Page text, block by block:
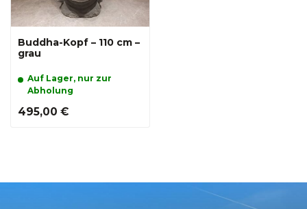
Buddha-Kopf – 110 cm –
grau
Auf Lager, nur zur
Abholung
495,00 €